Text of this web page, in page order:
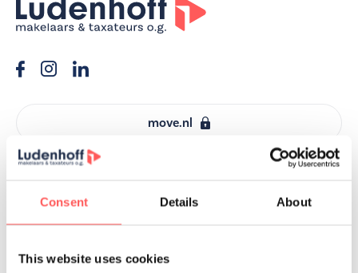
Consent Details About
This website uses cookies
move.nl
Aankopen
Verkopen